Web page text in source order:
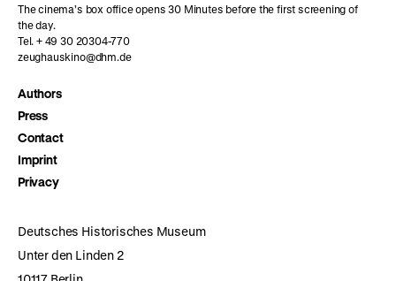
The cinema’s box office opens 30 Minutes before the first screening of
the day.
Tel. + 49 30 20304-770
zeughauskino@dhm.de
Authors
Press
Contact
Imprint
Privacy
Deutsches Historisches Museum
Unter den Linden 2